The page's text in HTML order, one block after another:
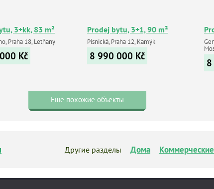
3+kk, 83 m²
Praha 18, Letňany
Kč
Prodej bytu, 3+1, 90 m²
Písnická, Praha 12, Kamýk
8 990 000 Kč
Еще похожие объекты
Другие разделы Дома